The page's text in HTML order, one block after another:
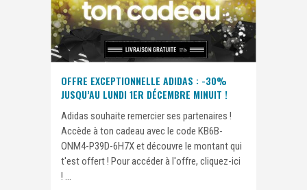
OFFRE EXCEPTIONNELLE ADIDAS : -30%
JUSQU’AU LUNDI 1ER DÉCEMBRE MINUIT !
Adidas souhaite remercier ses partenaires !
Accède à ton cadeau avec le code KB6B-
ONM4-P39D-6H7X et découvre le montant qui
t'est offert ! Pour accéder à l'offre, cliquez-ici
! ...